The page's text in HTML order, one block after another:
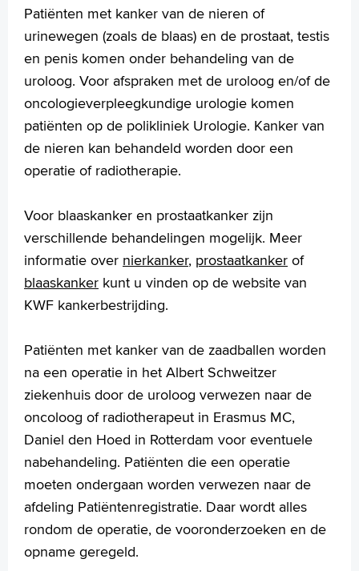
Voorlichtingsvideo's
Dagbehandeling
Verpleegafdeling
AYA-zorg
Ondersteunings- en begeleidings- mogelijkheden
Revalidatie
Infopunt, voor leven met en na kanker
Uw dossier inzien?
Wachttijden
Folders
Handige links
Homepage
Specialismen
Werken en leren
Medewerkers
Contact
MijnASz
Verwijzers
Wetenschappelijk onderzoek
Patiënten met kanker van de nieren of
urinewegen (zoals de blaas) en de prostaat, testis
en penis komen onder behandeling van de
uroloog. Voor afspraken met de uroloog en/of de
oncologieverpleegkundige urologie komen
patiënten op de polikliniek Urologie. Kanker van
de nieren kan behandeld worden door een
operatie of radiotherapie.
Voor blaaskanker en prostaatkanker zijn
verschillende behandelingen mogelijk. Meer
informatie over nierkanker, prostaatkanker of
blaaskanker kunt u vinden op de website van
KWF kankerbestrijding.
Patiënten met kanker van de zaadballen worden
na een operatie in het Albert Schweitzer
ziekenhuis door de uroloog verwezen naar de
oncoloog of radiotherapeut in Erasmus MC,
Daniel den Hoed in Rotterdam voor eventuele
nabehandeling. Patiënten die een operatie
moeten ondergaan worden verwezen naar de
afdeling Patiëntenregistratie. Daar wordt alles
rondom de operatie, de vooronderzoeken en de
opname geregeld.